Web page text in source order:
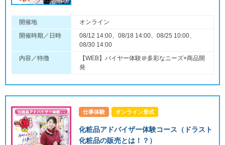
開催地
オンライン
開催時期／日時
08/12 14:00、08/18 14:00、08/25 10:00、
08/30 14:00
内容／特徴
【WEB】バイヤー体験＠多彩なニーズ×商品開
発
仕事体験 オンライン形式
化粧品アドバイザー体験コース（ドラスト
化粧品の販売とは！？）